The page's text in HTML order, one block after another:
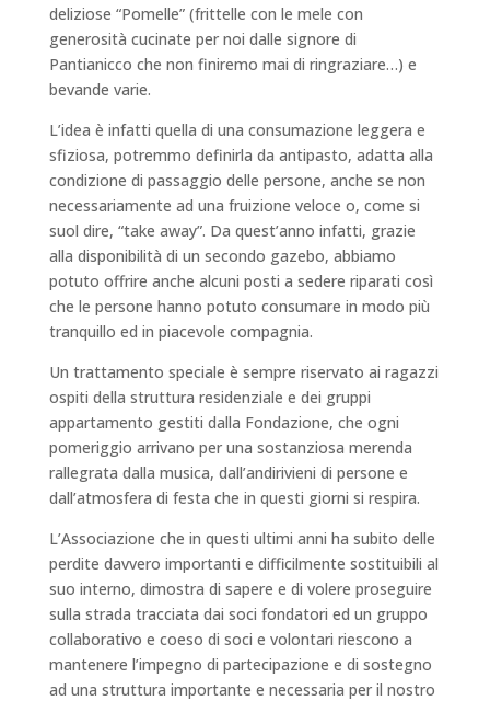
deliziose “Pomelle” (frittelle con le mele con
generosità cucinate per noi dalle signore di
Pantianicco che non finiremo mai di ringraziare…) e
bevande varie.
L’idea è infatti quella di una consumazione leggera e
sfiziosa, potremmo definirla da antipasto, adatta alla
condizione di passaggio delle persone, anche se non
necessariamente ad una fruizione veloce o, come si
suol dire, “take away”. Da quest’anno infatti, grazie
alla disponibilità di un secondo gazebo, abbiamo
potuto offrire anche alcuni posti a sedere riparati così
che le persone hanno potuto consumare in modo più
tranquillo ed in piacevole compagnia.
Un trattamento speciale è sempre riservato ai ragazzi
ospiti della struttura residenziale e dei gruppi
appartamento gestiti dalla Fondazione, che ogni
pomeriggio arrivano per una sostanziosa merenda
rallegrata dalla musica, dall’andirivieni di persone e
dall’atmosfera di festa che in questi giorni si respira.
L’Associazione che in questi ultimi anni ha subito delle
perdite davvero importanti e difficilmente sostituibili al
suo interno, dimostra di sapere e di volere proseguire
sulla strada tracciata dai soci fondatori ed un gruppo
collaborativo e coeso di soci e volontari riescono a
mantenere l’impegno di partecipazione e di sostegno
ad una struttura importante e necessaria per il nostro